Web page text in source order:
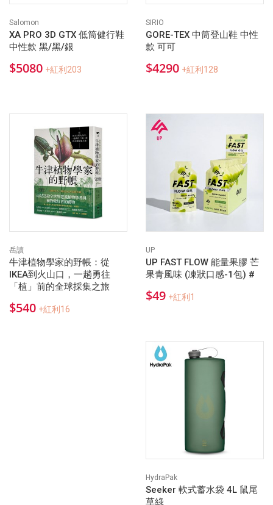
Salomon
XA PRO 3D GTX 低筒健行鞋
中性款 黑/黑/銀
$5080 +紅利203
SIRIO
GORE-TEX 中筒登山鞋 中性
款 可可
$4290 +紅利128
岳讀
牛津植物學家的野帳：從
IKEA到火山口，一趟勇往
「植」前的全球採集之旅
$540 +紅利16
UP
UP FAST FLOW 能量果膠 芒
果青風味 (凍狀口感-1包) #
$49 +紅利1
HydraPak
Seeker 軟式蓄水袋 4L 鼠尾
草綠